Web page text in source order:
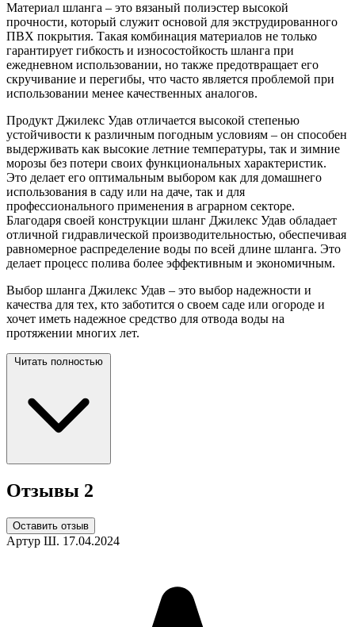
Материал шланга – это вязаный полиэстер высокой
прочности, который служит основой для экструдированного
ПВХ покрытия. Такая комбинация материалов не только
гарантирует гибкость и износостойкость шланга при
ежедневном использовании, но также предотвращает его
скручивание и перегибы, что часто является проблемой при
использовании менее качественных аналогов.
Продукт Джилекс Удав отличается высокой степенью
устойчивости к различным погодным условиям – он способен
выдерживать как высокие летние температуры, так и зимние
морозы без потери своих функциональных характеристик.
Это делает его оптимальным выбором как для домашнего
использования в саду или на даче, так и для
профессионального применения в аграрном секторе.
Благодаря своей конструкции шланг Джилекс Удав обладает
отличной гидравлической производительностью, обеспечивая
равномерное распределение воды по всей длине шланга. Это
делает процесс полива более эффективным и экономичным.
Выбор шланга Джилекс Удав – это выбор надежности и
качества для тех, кто заботится о своем саде или огороде и
хочет иметь надежное средство для отвода воды на
протяжении многих лет.
Читать полностью
Отзывы 2
Оставить отзыв
Артур Ш. 17.04.2024